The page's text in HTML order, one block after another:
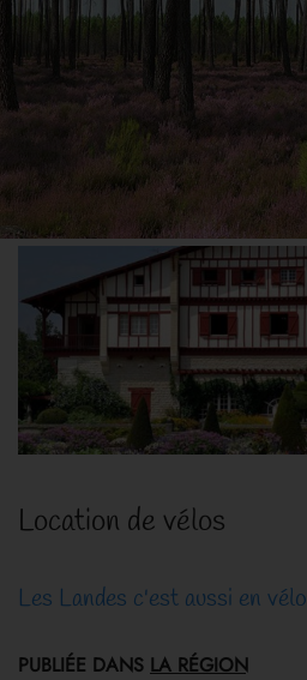
Location de vélos
Les Landes c'est aussi en vélo
PUBLIÉE DANS LA RÉGION